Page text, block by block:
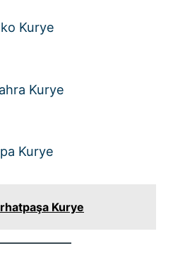
Kurye
Kurye
Kurye
Kurye